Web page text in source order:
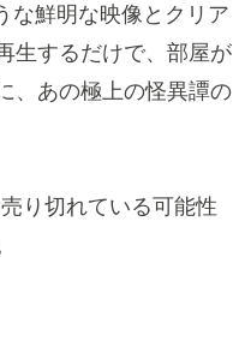
な鮮明な映像とクリア
生するだけで、部屋が
、あの極上の怪異譚の
り切れている可能性